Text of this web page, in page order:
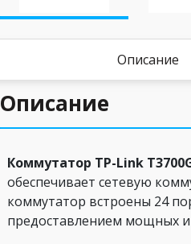
Описание
Описание
Коммутатор TP-Link
обеспечивает сетевую
коммутатор встроены 24
предоставлением мощных